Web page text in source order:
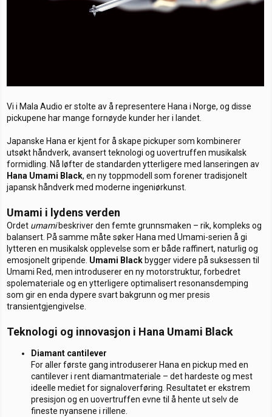
Vi i Mala Audio er stolte av å representere Hana i Norge, og disse
pickupene har mange fornøyde kunder her i landet.
Japanske Hana er kjent for å skape pickuper som kombinerer
utsøkt håndverk, avansert teknologi og uovertruffen musikalsk
formidling. Nå løfter de standarden ytterligere med lanseringen av
Hana Umami Black, en ny toppmodell som forener tradisjonelt
japansk håndverk med moderne ingeniørkunst.
Umami i lydens verden
Ordet umamibeskriver den femte grunnsmaken – rik, kompleks og
balansert. På samme måte søker Hana med Umami-serien å gi
lytteren en musikalsk opplevelse som er både raffinert, naturlig og
emosjonelt gripende. Umami Black bygger videre på suksessen til
Umami Red, men introduserer en ny motorstruktur, forbedret
spolemateriale og en ytterligere optimalisert resonansdemping
som gir en enda dypere svart bakgrunn og mer presis
transientgjengivelse.
Teknologi og innovasjon i Hana Umami Black
Diamant cantilever
For aller første gang introduserer Hana en pickup med en
cantilever i rent diamantmateriale – det hardeste og mest
ideelle mediet for signaloverføring. Resultatet er ekstrem
presisjon og en uovertruffen evne til å hente ut selv de
fineste nyansene i rillene.